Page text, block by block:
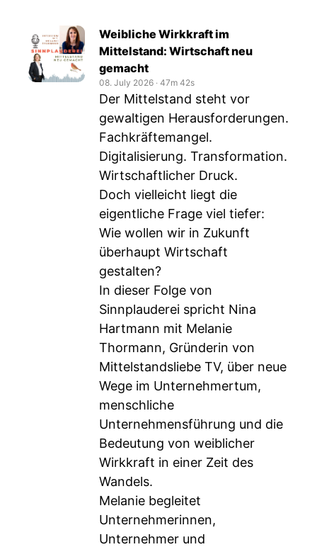
Weibliche Wirkkraft im
Mittelstand: Wirtschaft neu
gemacht
08. July 2026 ‧ 47m 42s
Der Mittelstand steht vor
gewaltigen Herausforderungen.
Fachkräftemangel.
Digitalisierung. Transformation.
Wirtschaftlicher Druck.
Doch vielleicht liegt die
eigentliche Frage viel tiefer:
Wie wollen wir in Zukunft
überhaupt Wirtschaft
gestalten?
In dieser Folge von
Sinnplauderei spricht Nina
Hartmann mit Melanie
Thormann, Gründerin von
Mittelstandsliebe TV, über neue
Wege im Unternehmertum,
menschliche
Unternehmensführung und die
Bedeutung von weiblicher
Wirkkraft in einer Zeit des
Wandels.
Melanie begleitet
Unternehmerinnen,
Unternehmer und